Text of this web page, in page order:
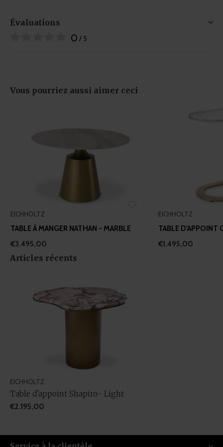
may combine it with other information that you’ve
provided to them or that they’ve collected from your use
Évaluations
0 / 5
Vous pourriez aussi aimer ceci
EICHHOLTZ
TABLE À MANGER NATHAN - MARBLE
€3.495,00
EICHHOLTZ
TABLE D'APPOINT
€1.495,00
Articles récents
EICHHOLTZ
Table d'appoint Shapiro- Light
€2.195,00